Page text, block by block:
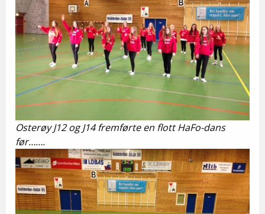
Osterøy J12 og J14 fremførte en flott HaFo-dans
før…….